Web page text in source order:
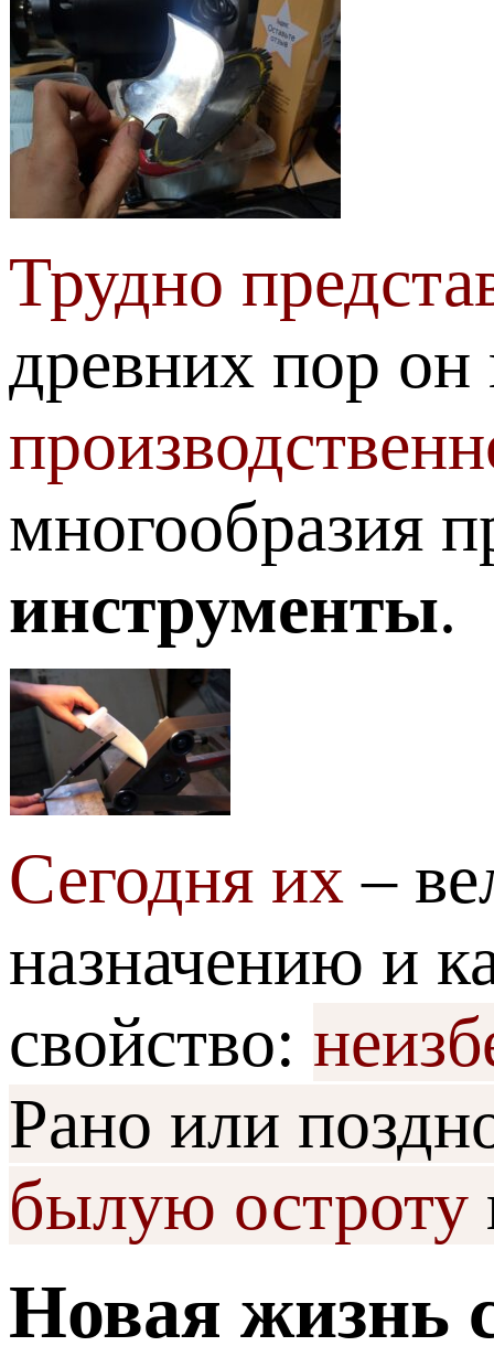
Трудно
древних пор он
многообразия
инструменты.
Сегодня их –
назначению и
свойство:
Рано или
былую остроту
Новая жизнь